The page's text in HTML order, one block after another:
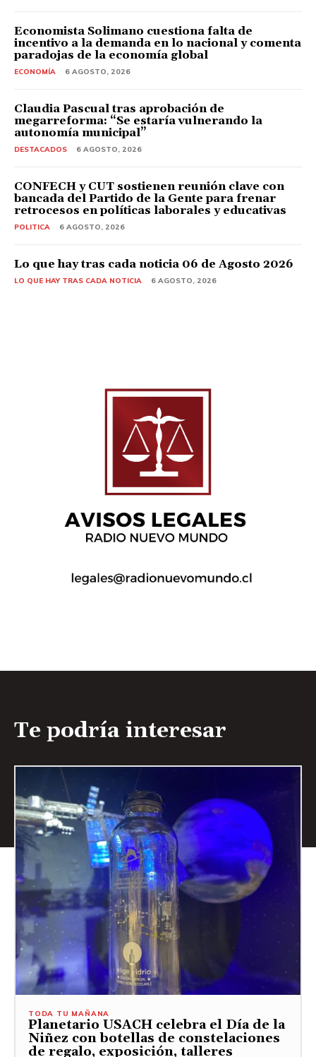
Economista Solimano cuestiona falta de
incentivo a la demanda en lo nacional y comenta
paradojas de la economía global
ECONOMÍA 6 AGOSTO, 2026
Claudia Pascual tras aprobación de
megarreforma: “Se estaría vulnerando la
autonomía municipal”
DESTACADOS 6 AGOSTO, 2026
CONFECH y CUT sostienen reunión clave con
bancada del Partido de la Gente para frenar
retrocesos en políticas laborales y educativas
POLITICA 6 AGOSTO, 2026
Lo que hay tras cada noticia 06 de Agosto 2026
LO QUE HAY TRAS CADA NOTICIA 6 AGOSTO, 2026
Te podría interesar
TODA TU MAÑANA
Planetario USACH celebra el Día de la
Niñez con botellas de constelaciones
de regalo, exposición, talleres